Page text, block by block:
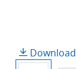
Download